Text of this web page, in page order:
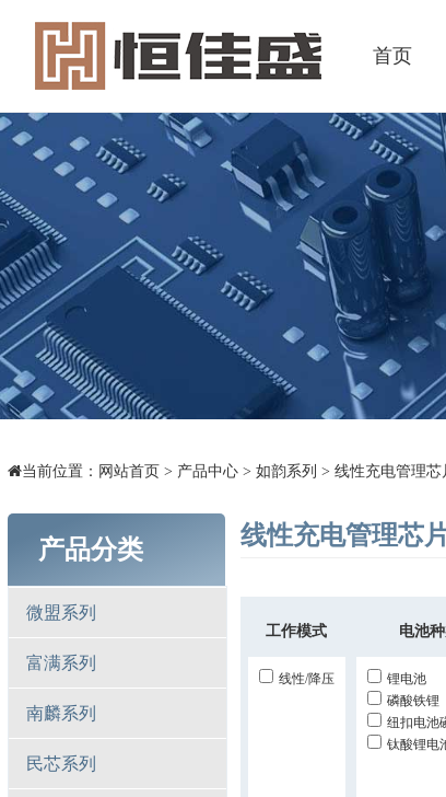
首页
当前位置： 网站首页 > 产品中心> 如韵系列 > 线性充电管理芯
产品分类
微盟系列
富满系列
南麟系列
民芯系列
线性充电管理芯
工作模式 电池
线性/降压
锂电池
磷酸铁锂
纽扣电池
钛酸锂电